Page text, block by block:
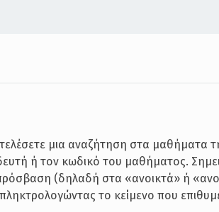
μια αναζήτηση στα μαθήματα
ή τον κωδικό του μαθήματος.
(δηλαδή στα «ανοικτά» ή
το κείμενο που